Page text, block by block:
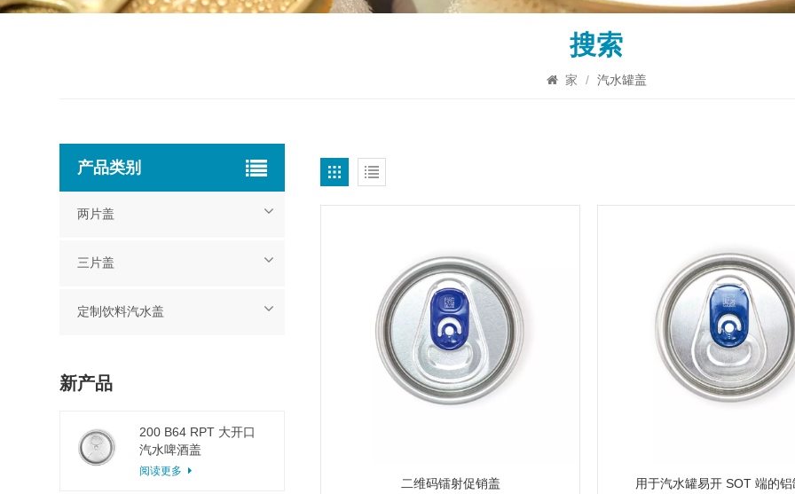
搜索
家 / 汽水罐盖
二维码镭射促销盖 用于汽水罐易开 SOT 端的
产品类别
两片盖
三片盖
定制饮料汽水盖
新产品
200 B64 RPT 大开口
汽水啤酒盖
阅读更多